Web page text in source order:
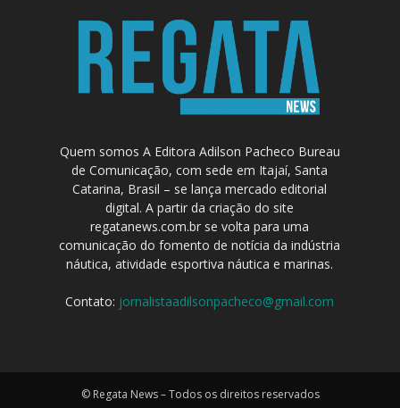
Quem somos A Editora Adilson Pacheco Bureau
de Comunicação, com sede em Itajaí, Santa
Catarina, Brasil – se lança mercado editorial
digital. A partir da criação do site
regatanews.com.br se volta para uma
comunicação do fomento de notícia da indústria
náutica, atividade esportiva náutica e marinas.
Contato: jornalistaadilsonpacheco@gmail.com
© Regata News – Todos os direitos reservados